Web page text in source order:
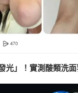
光」！實測酸類洗